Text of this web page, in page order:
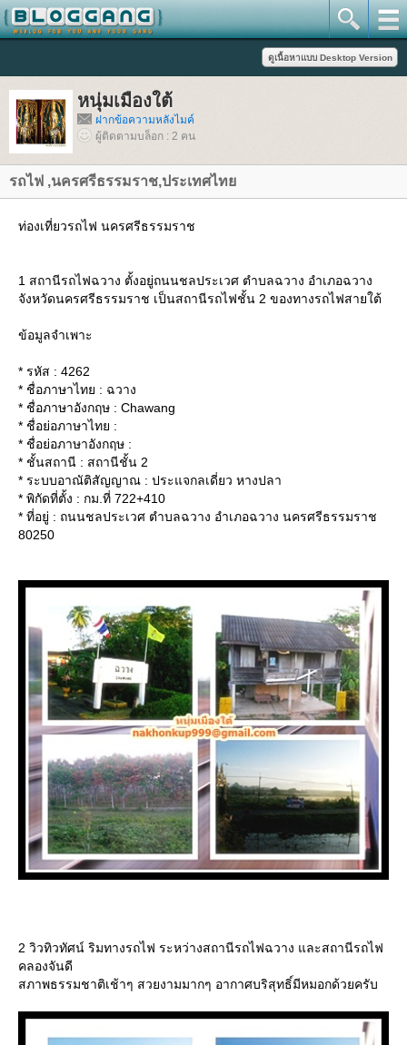
หนุ่มเมืองใต้
ฝากข้อความหลังไมค์
ผู้ติดตามบล็อก : 2 คน
รถไฟ ,นครศรีธรรมราช,ประเทศไท
ท่องเที่ยวรถไฟ นครศรีธรรมราช
1 สถานีรถไฟฉวาง ตั้งอยู่ถนนชลประเวศ ตำบลฉวาง อำเภอฉวาง
จังหวัดนครศรีธรรมราช เป็นสถานีรถไฟชั้น 2 ของทางรถไฟสายใต้
ข้อมูลจำเพาะ
* รหัส : 4262
* ชื่อภาษาไทย : ฉวาง
* ชื่อภาษาอังกฤษ : Chawang
* ชื่อย่อภาษาไทย :
* ชื่อย่อภาษาอังกฤษ :
* ชั้นสถานี : สถานีชั้น 2
* ระบบอาณัติสัญญาณ : ประแจกลเดี่ยว หางปลา
* พิกัดที่ตั้ง : กม.ที่ 722+410
* ที่อยู่ : ถนนชลประเวศ ตำบลฉวาง อำเภอฉวาง นครศรีธรรมราช
80250
2 วิวทิวทัศน์ ริมทางรถไฟ ระหว่างสถานีรถไฟฉวาง และสถานีรถไฟ
คลองจันดี
สภาพธรรมชาติเช้าๆ สวยงามมากๆ อากาศบริสุทธิ์มีหมอกด้วยครับ